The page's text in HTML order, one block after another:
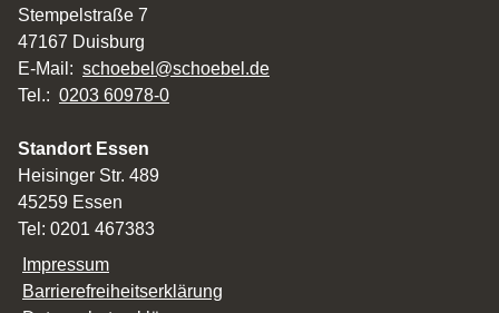
Stempelstraße 7
47167 Duisburg
E-Mail: schoebel@schoebel.de
Tel.: 0203 60978-0
Standort Essen
Heisinger Str. 489
45259 Essen
Tel: 0201 467383
Impressum
Barrierefreiheitserklärung